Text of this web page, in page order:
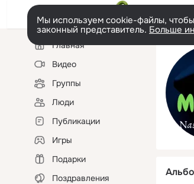
Мы используем cookie-файлы,
законный представитель. Больше
Левая
колонкаГлавная
Видео
Группы
Люди
Публикации
Игры
Подарки
Поздравления